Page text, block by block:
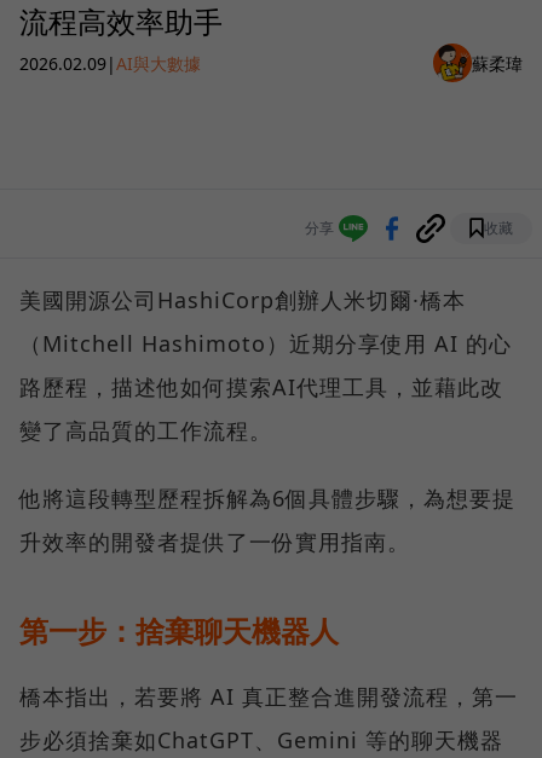
流程高效率助手
2026.02.09|AI與大數據 蘇柔瑋
分享 收藏
美國開源公司HashiCorp創辦人米切爾·橋本
（Mitchell Hashimoto）近期分享使用 AI 的心
路歷程，描述他如何摸索AI代理工具，並藉此改
變了高品質的工作流程。
他將這段轉型歷程拆解為6個具體步驟，為想要提
升效率的開發者提供了一份實用指南。
第一步：捨棄聊天機器人
橋本指出，若要將 AI 真正整合進開發流程，第一
步必須捨棄如ChatGPT、Gemini 等的聊天機器